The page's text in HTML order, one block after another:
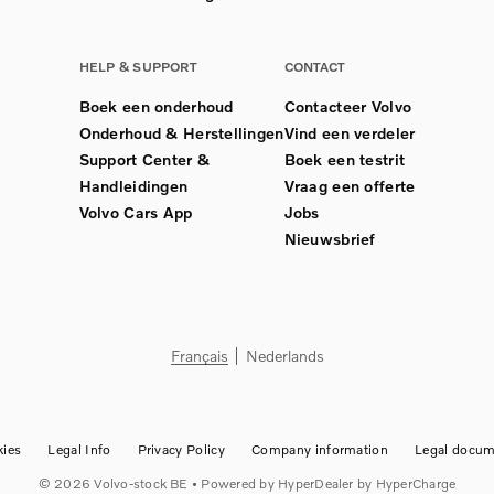
HELP & SUPPORT
Boek een onderhoud
Onderhoud & Herstellingen
Support Center &
Handleidingen
Volvo Cars App
CONTACT
Contacteer Volvo
Vind een verdeler
Boek een testrit
Vraag een offerte
Jobs
Nieuwsbrief
Français Nederlands
Legal Info Privacy Policy Company information Legal
© 2026 Volvo-stock BE • Powered by HyperDealer by HyperCharge